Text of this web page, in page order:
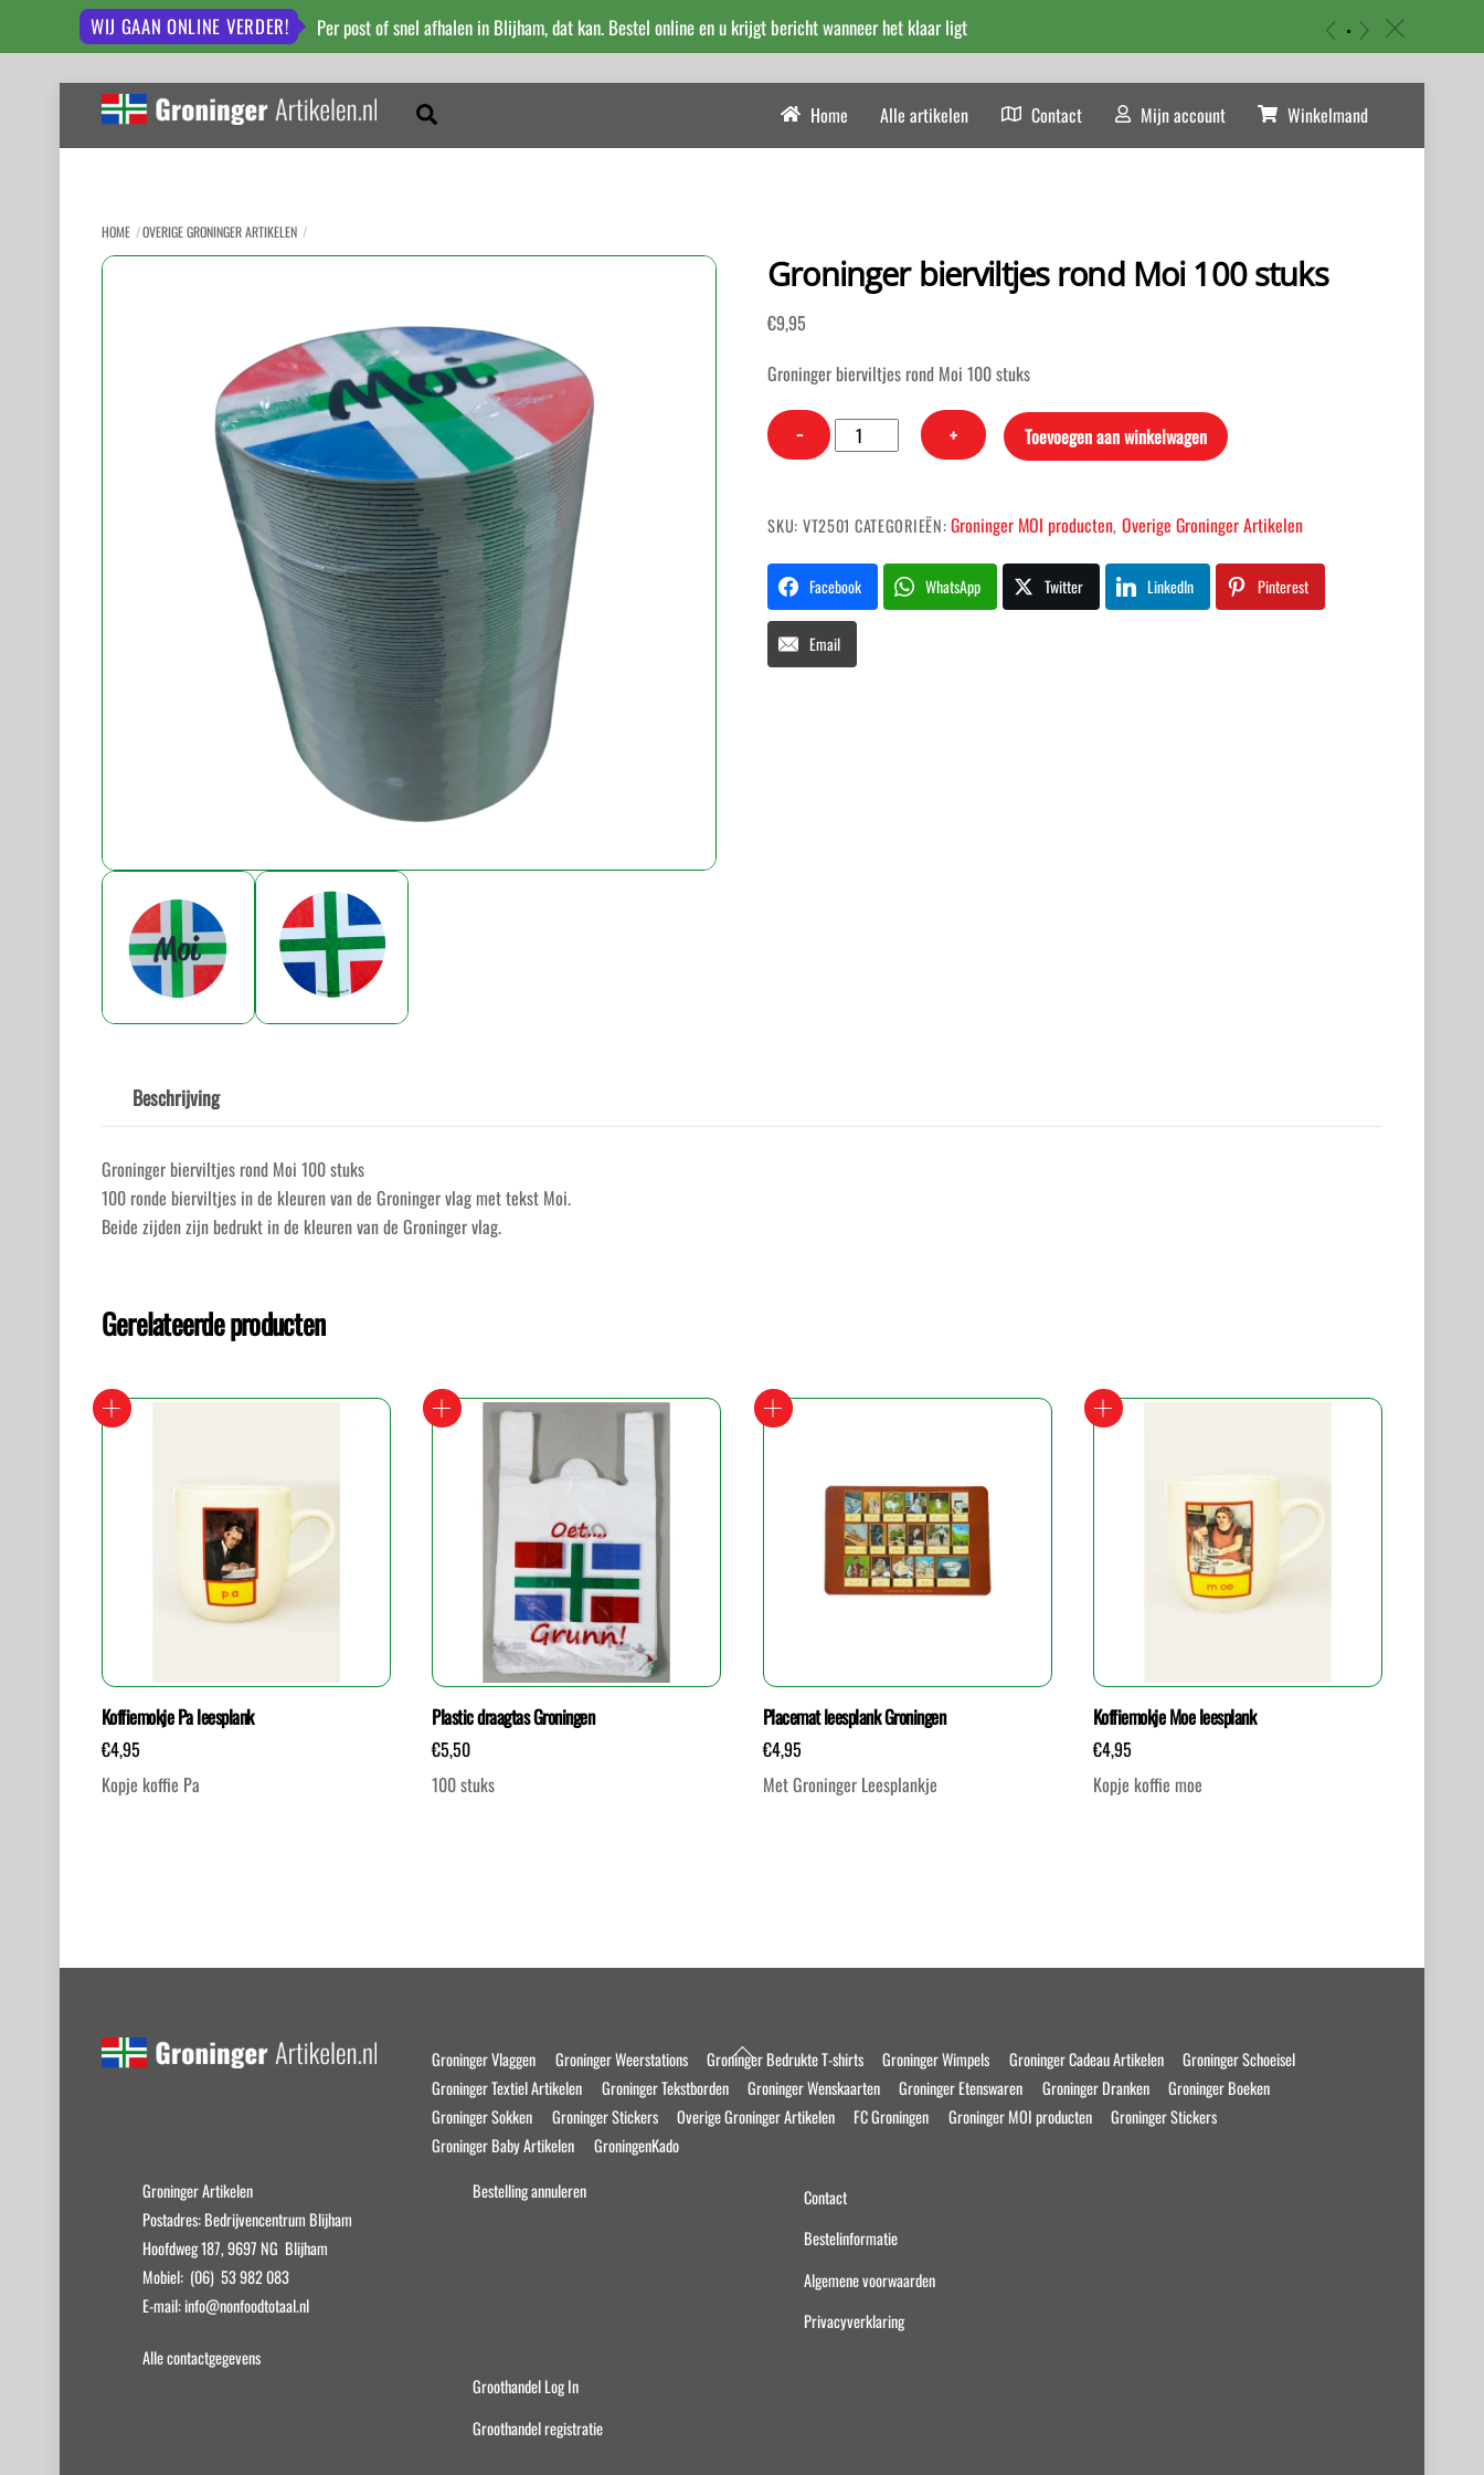
WIJ GAAN ONLINE VERDER! Per post of snel afhalen in Blijham, dat kan. Bestel online en u krijgt bericht wanneer het klaar ligt c
Home Alle artikelen Contact Mijn account Winkelmand
HOME OVERIGE GRONINGER ARTIKELEN
Groninger bierviltjes rond Moi 100 stuks
€9,95
Groninger bierviltjes rond Moi 100 stuks
−
Groninger
bierviltjes
100
stuks
aantal
+ Toevoegen aan winkelwagen
SKU: VT2501 CATEGORIEËN:Groninger MOI producten, Overige Groninger Artikelen
Facebook WhatsApp Twitter LinkedIn Pinterest
Email
Beschrijving
Groninger bierviltjes rond Moi 100 stuks
100 ronde bierviltjes in de kleuren van de Groninger vlag met tekst Moi.
Beide zijden zijn bedrukt in de kleuren van de Groninger vlag.
Gerelateerde producten
Koffiemokje Pa leesplank
€4,95
Kopje koffie Pa
Plastic draagtas Groningen
€5,50
100 stuks
Placemat leesplank Groningen
€4,95
Met Groninger Leesplankje
Koffiemokje Moe leesplank
€4,95
Kopje koffie moe
Back
To
Groninger Vlaggen Groninger Weerstations Groninger Bedrukte T-shirts Groninger Wimpels Groninger Cadeau Artikelen
Groninger Schoeisel
Groninger Textiel Artikelen
Groninger Tekstborden Groninger Wenskaarten Groninger Etenswaren Groninger Dranken
Groninger Boeken
Groninger Sokken
Groninger Stickers Overige Groninger Artikelen FC Groningen Groninger MOI producten
Groninger Stickers
Groninger Baby Artikelen
GroningenKado
Groninger Artikelen
Postadres: Bedrijvencentrum Blijham
Hoofdweg 187, 9697 NG Blijham
Mobiel: (06) 53 982 083
E-mail: info@nonfoodtotaal.nl
Alle contactgegevens
Bestelling annuleren
Contact
Bestelinformatie
Algemene voorwaarden
Privacyverklaring
Groothandel Log In
Groothandel registratie